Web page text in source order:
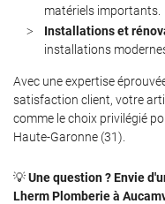
matériels importants.
Installations et
installations
Avec une expertise
satisfaction client, votre
comme le choix privilégié
Haute-Garonne (31).
💡Une question ? Envie
Lherm Plomberie à